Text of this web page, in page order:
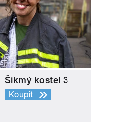
Šikmý kostel 3
Koupit